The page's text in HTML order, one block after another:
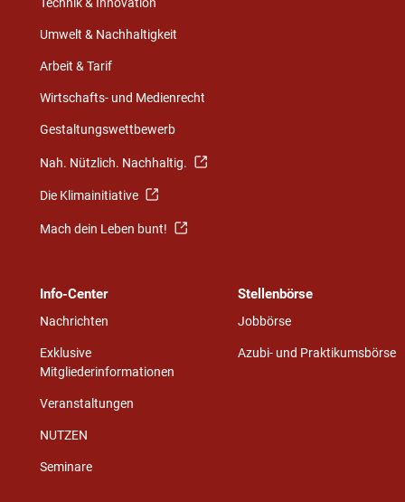
Technik & Innovation
Umwelt & Nachhaltigkeit
Arbeit & Tarif
Wirtschafts- und Medienrecht
Gestaltungswettbewerb
Nah. Nützlich. Nachhaltig.
Die Klimainitiative
Mach dein Leben bunt!
Info-Center
Nachrichten
Exklusive
Mitgliederinformationen
Veranstaltungen
NUTZEN
Seminare
Stellenbörse
Jobbörse
Azubi- und Praktikumsbörse